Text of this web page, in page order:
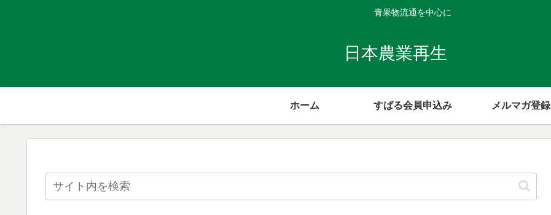
青果物流通を中心に
日本農業再生
ホーム すばる会員申込み メルマガ登録